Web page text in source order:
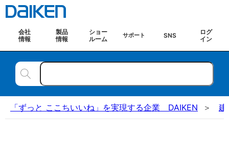
会社
情報
製品
情報
ショー
ルーム
サポート SNS
ログ
イン
「ずっと ここちいいね」を実現する企業 DAIKEN 建